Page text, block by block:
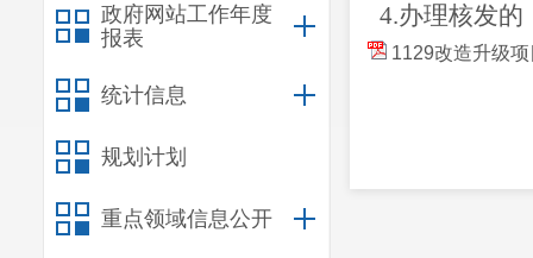
政府网站工作年度
报表
统计信息
规划计划
重点领域信息公开
4.办理核发的
1129改造升级